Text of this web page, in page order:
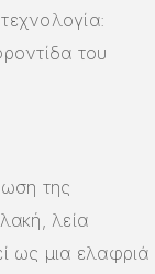
του
της
λεία
ως μια ελαφριά